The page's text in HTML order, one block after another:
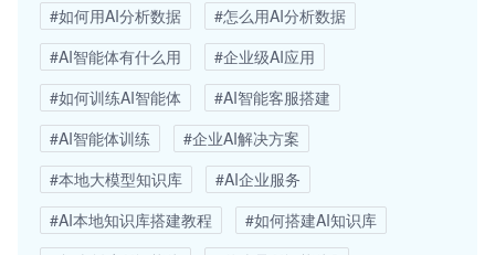
#如何用AI分析数据
#怎么用AI分析数据
#AI智能体有什么用
#企业级AI应用
#如何训练AI智能体
#AI智能客服搭建
#AI智能体训练
#企业AI解决方案
#本地大模型知识库
#AI企业服务
#AI本地知识库搭建教程
#如何搭建AI知识库